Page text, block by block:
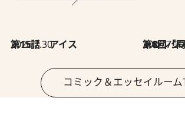
2026.7.30
第15話 アイス 2026.7.30
第8回「同人誌即売会
コミック＆エッセイルーム